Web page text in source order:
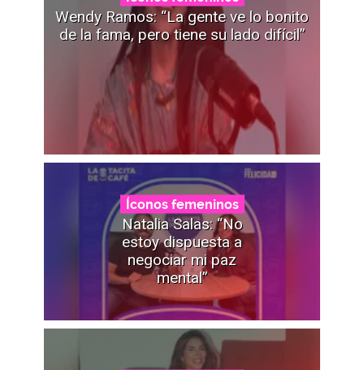
Wendy Ramos: “La gente ve lo bonito
de la fama, pero tiene su lado difícil”
Íconos femeninos
Natalia Salas: “No
estoy dispuesta a
negociar mi paz
mental”